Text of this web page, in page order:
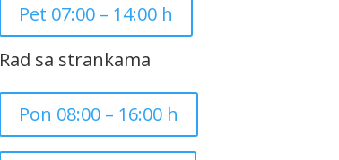
Pet 07:00 – 14:00 h
Rad sa strankama
Pon 08:00 – 16:00 h